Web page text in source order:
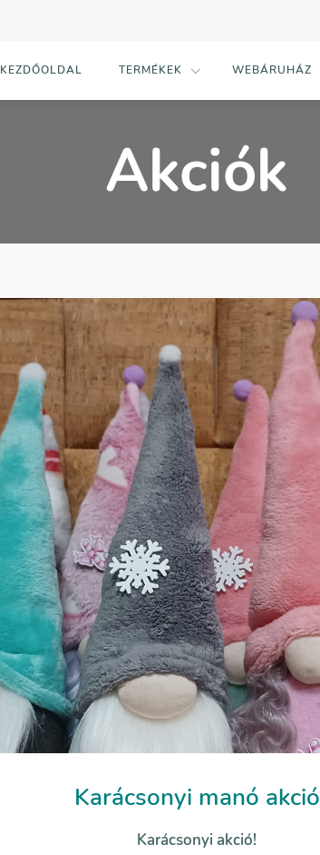
KEZDŐOLDAL TERMÉKEK WEBÁRUHÁZ
Akciók
Karácsonyi manó akció
Karácsonyi akció!